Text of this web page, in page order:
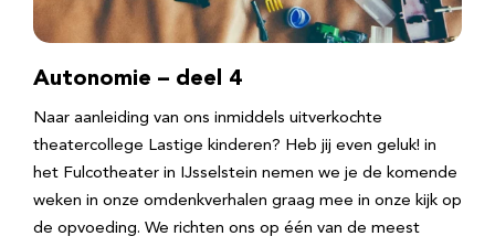
Autonomie – deel 4
Naar aanleiding van ons inmiddels uitverkochte
theatercollege Lastige kinderen? Heb jij even geluk! in
het Fulcotheater in IJsselstein nemen we je de komende
weken in onze omdenkverhalen graag mee in onze kijk op
de opvoeding. We richten ons op één van de meest